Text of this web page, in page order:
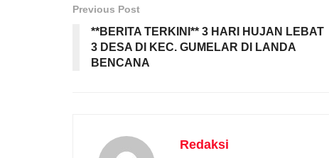
Previous Post
**BERITA TERKINI** 3 HARI HUJAN LEBAT
3 DESA DI KEC. GUMELAR DI LANDA
BENCANA
Redaksi